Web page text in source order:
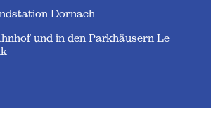
Dornach
und in den Parkhäusern Le